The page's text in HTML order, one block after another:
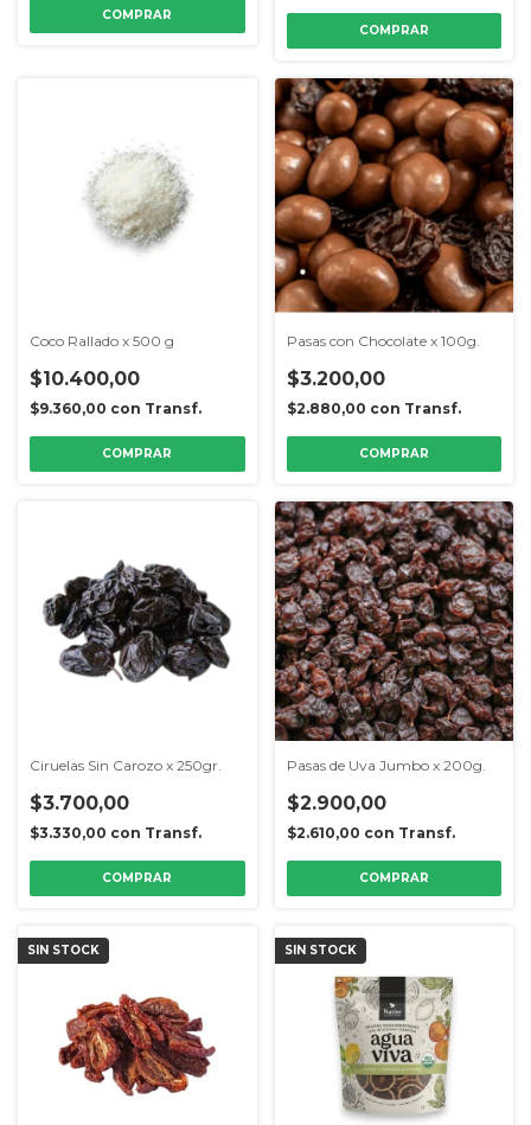
Coco Rallado x 500 g
$10.400,00
$9.360,00 con Transf.
Pasas con Chocolate x 100g.
$3.200,00
$2.880,00 con Transf.
Ciruelas Sin Carozo x 250gr.
$3.700,00
$3.330,00 con Transf.
Pasas de Uva Jumbo x 200g.
$2.900,00
$2.610,00 con Transf.
SIN STOCK SIN STOCK